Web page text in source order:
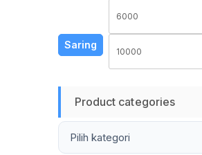
Saring
Product categories